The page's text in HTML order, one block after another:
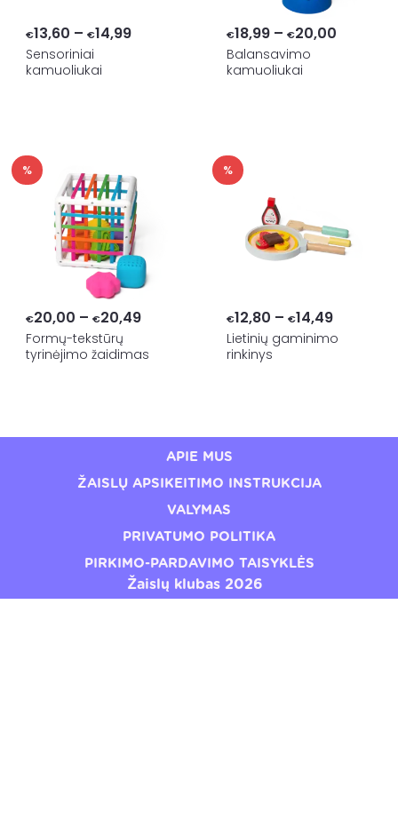
€13,60 – €14,99Price
Sensoriniai
kamuoliukai
€18,99 – €20,00Price
Balansavimo
kamuoliukai
%
€20,00 – €20,49Price
€20,00
Formų-tekstūrų
tyrinėjimo žaidimas
%
€12,80 – €14,49Price
range:
Lietinių gaminimo
rinkinys
APIE MUS
ŽAISLŲ APSIKEITIMO INSTRUKCIJA
VALYMAS
PRIVATUMO POLITIKA
PIRKIMO-PARDAVIMO TAISYKLĖS
Žaislų klubas 2026